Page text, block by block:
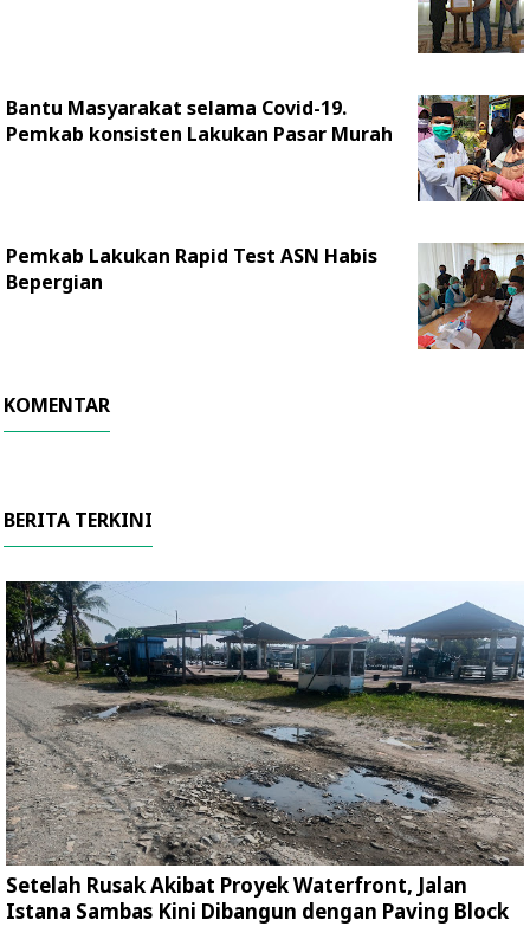
Bantu Masyarakat selama Covid-19.
Pemkab konsisten Lakukan Pasar Murah
Pemkab Lakukan Rapid Test ASN Habis
Bepergian
KOMENTAR
BERITA TERKINI
Setelah Rusak Akibat Proyek Waterfront, Jalan
Istana Sambas Kini Dibangun dengan Paving Block